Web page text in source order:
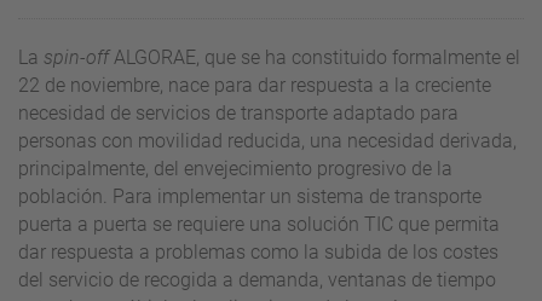
La spin-offALGORAE, que se ha constituido formalmente el
22 de noviembre, nace para dar respuesta a la creciente
necesidad de servicios de transporte adaptado para
personas con movilidad reducida, una necesidad derivada,
principalmente, del envejecimiento progresivo de la
población. Para implementar un sistema de transporte
puerta a puerta se requiere una solución TIC que permita
dar respuesta a problemas como la subida de los costes
del servicio de recogida a demanda, ventanas de tiempo